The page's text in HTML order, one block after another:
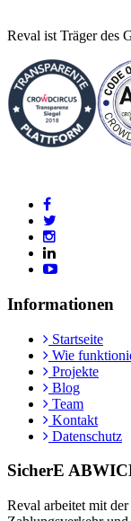
Reval ist Träger des
Informationen
Startseite
Wie
Projekte
Blog
Team
Kontakt
Datenschutz
SicherE
Reval arbeitet mit